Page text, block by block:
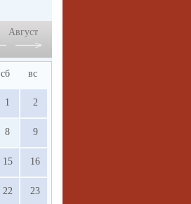
Август
сб вс
1 2
8 9
15 16
22 23